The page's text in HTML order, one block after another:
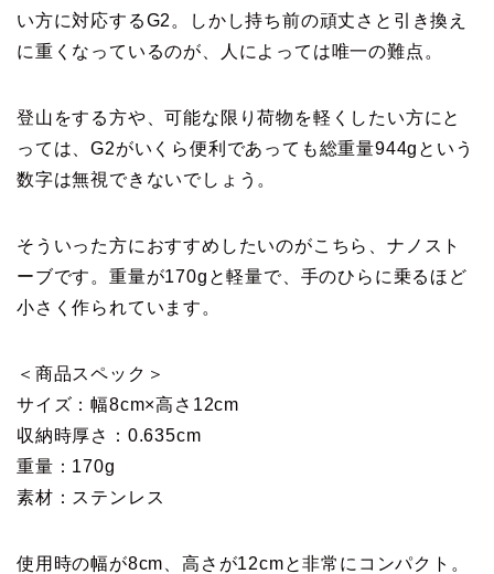
い方に対応するG2。しかし持ち前の頑丈さと引き換え
に重くなっているのが、人によっては唯一の難点。
登山をする方や、可能な限り荷物を軽くしたい方にと
っては、G2がいくら便利であっても総重量944gという
数字は無視できないでしょう。
そういった方におすすめしたいのがこちら、ナノスト
ーブです。重量が170gと軽量で、手のひらに乗るほど
小さく作られています。
＜商品スペック＞
サイズ：幅8cm×高さ12cm
収納時厚さ：0.635cm
重量：170g
素材：ステンレス
使用時の幅が8cm、高さが12cmと非常にコンパクト。